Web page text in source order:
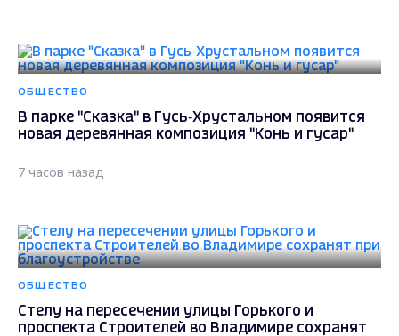
ОБЩЕСТВО
В парке "Сказка" в Гусь‑Хрустальном появится
новая деревянная композиция "Конь и гусар"
7 часов назад
ОБЩЕСТВО
Стелу на пересечении улицы Горького и
проспекта Строителей во Владимире сохранят